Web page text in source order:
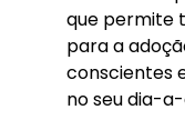
que permite
para a
conscientes
no seu dia-